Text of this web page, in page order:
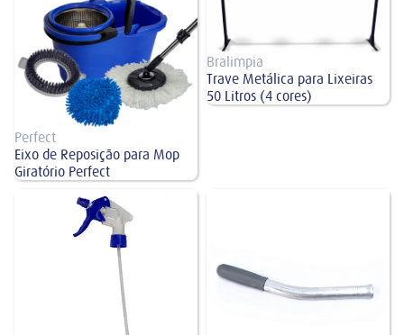
Perfect
Eixo de Reposição para Mop
Giratório Perfect
Bralimpia
Trave Metálica para Lixeiras
50 Litros (4 cores)
Gatilho para Pulverizador Spray